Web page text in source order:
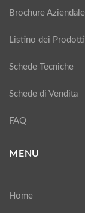
Brochure Aziendale
Listino dei Prodotti
Schede Tecniche
Schede di Vendita
FAQ
MENU
Home